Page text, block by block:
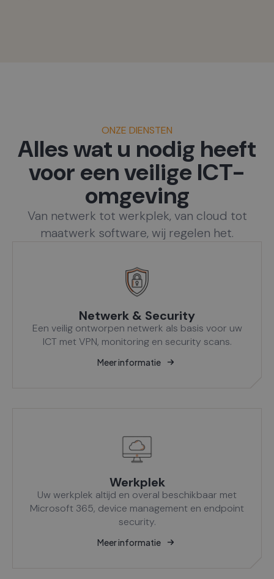
ONZE DIENSTEN
Alles wat u nodig heeft
voor een veilige ICT-
omgeving
Van netwerk tot werkplek, van cloud tot
maatwerk software, wij regelen het.
Netwerk & Security
Een veilig ontworpen netwerk als basis voor uw
ICT met VPN, monitoring en security scans.
Meer informatie
Werkplek
Uw werkplek altijd en overal beschikbaar met
Microsoft 365, device management en endpoint
security.
Meer informatie